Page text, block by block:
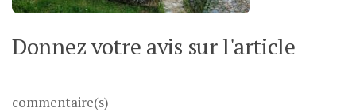
Donnez votre avis sur l'article
commentaire(s)